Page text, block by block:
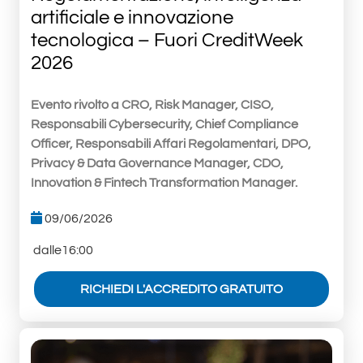
artificiale e innovazione
tecnologica – Fuori CreditWeek
2026
Evento rivolto a CRO, Risk Manager, CISO,
Responsabili Cybersecurity, Chief Compliance
Officer, Responsabili Affari Regolamentari, DPO,
Privacy & Data Governance Manager, CDO,
Innovation & Fintech Transformation Manager.
09/06/2026
dalle16:00
RICHIEDI L'ACCREDITO GRATUITO